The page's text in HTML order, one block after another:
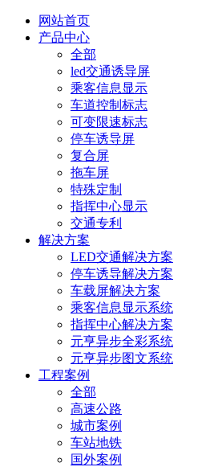
网站首页
产品中心
全部
led交通诱导屏
乘客信息显示
车道控制标志
可变限速标志
停车诱导屏
复合屏
拖车屏
特殊定制
指挥中心显示
交通专利
解决方案
LED交通解决方案
停车诱导解决方案
车载屏解决方案
乘客信息显示系统
指挥中心解决方案
元亨异步全彩系统
元亨异步图文系统
工程案例
全部
高速公路
城市案例
车站地铁
国外案例